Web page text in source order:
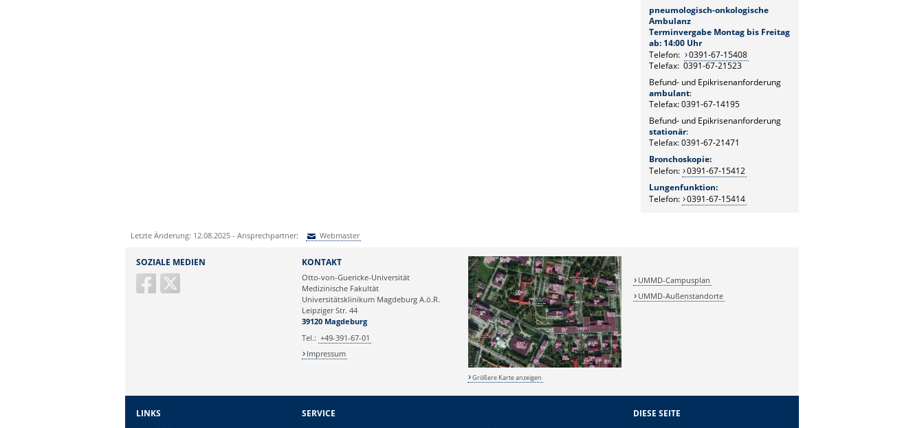
pneumologisch-onkologische
Ambulanz
Terminvergabe Montag bis Freitag
ab: 14:00 Uhr
Telefon:
0391-67-15408
Telefax: 0391-67-21523
Befund- und Epikrisenanforderung
ambulant:
Telefax: 0391-67-14195
Befund- und Epikrisenanforderung
stationär:
Telefax: 0391-67-21471
Bronchoskopie:
Telefon: 0391-67-15412
Lungenfunktion:
Telefon: 0391-67-15414
Letzte Änderung: 12.08.2025 - Ansprechpartner: Webmaster
Ihre E-Mailadresse:
SOZIALE MEDIEN KONTAKT
Otto-von-Guericke-Universität
Medizinische Fakultät
Universitätsklinikum Magdeburg A.ö.R.
Leipziger Str. 44
39120 Magdeburg
Tel.: +49-391-67-01
Impressum
Größere Karte anzeigen
UMMD-Campusplan
UMMD-Außenstandorte
LINKS SERVICE DIESE SEITE